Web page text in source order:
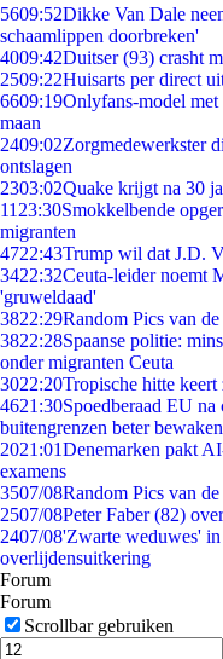
5609:52Dikke Van Dale
schaamlippen doorbreken'
4009:42Duitser (93) crasht
2509:22Huisarts per direct
6609:19Onlyfans-model
maan
2409:02Zorgmedewerkster
ontslagen
2303:02Quake krijgt na 30
11 23:30Smokkelbende
migranten
4722:43Trump wil dat J.D.
3422:32Ceuta-leider noemt
'gruweldaad'
3822:29Random Pics van
3822:28Spaanse politie:
onder migranten Ceuta
3022:20Tropische hitte
4621:30Spoedberaad EU
buitengrenzen beter
2021:01Denemarken pakt
examens
3507/08Random Pics van
2507/08Peter Faber (82)
2407/08'Zwarte weduwes'
overlijdensuitkering
Forum
Forum
Scrollbar gebruiken